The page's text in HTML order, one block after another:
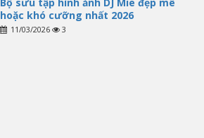
hoặc khó cưỡng nhất 2026
11/03/2026 3